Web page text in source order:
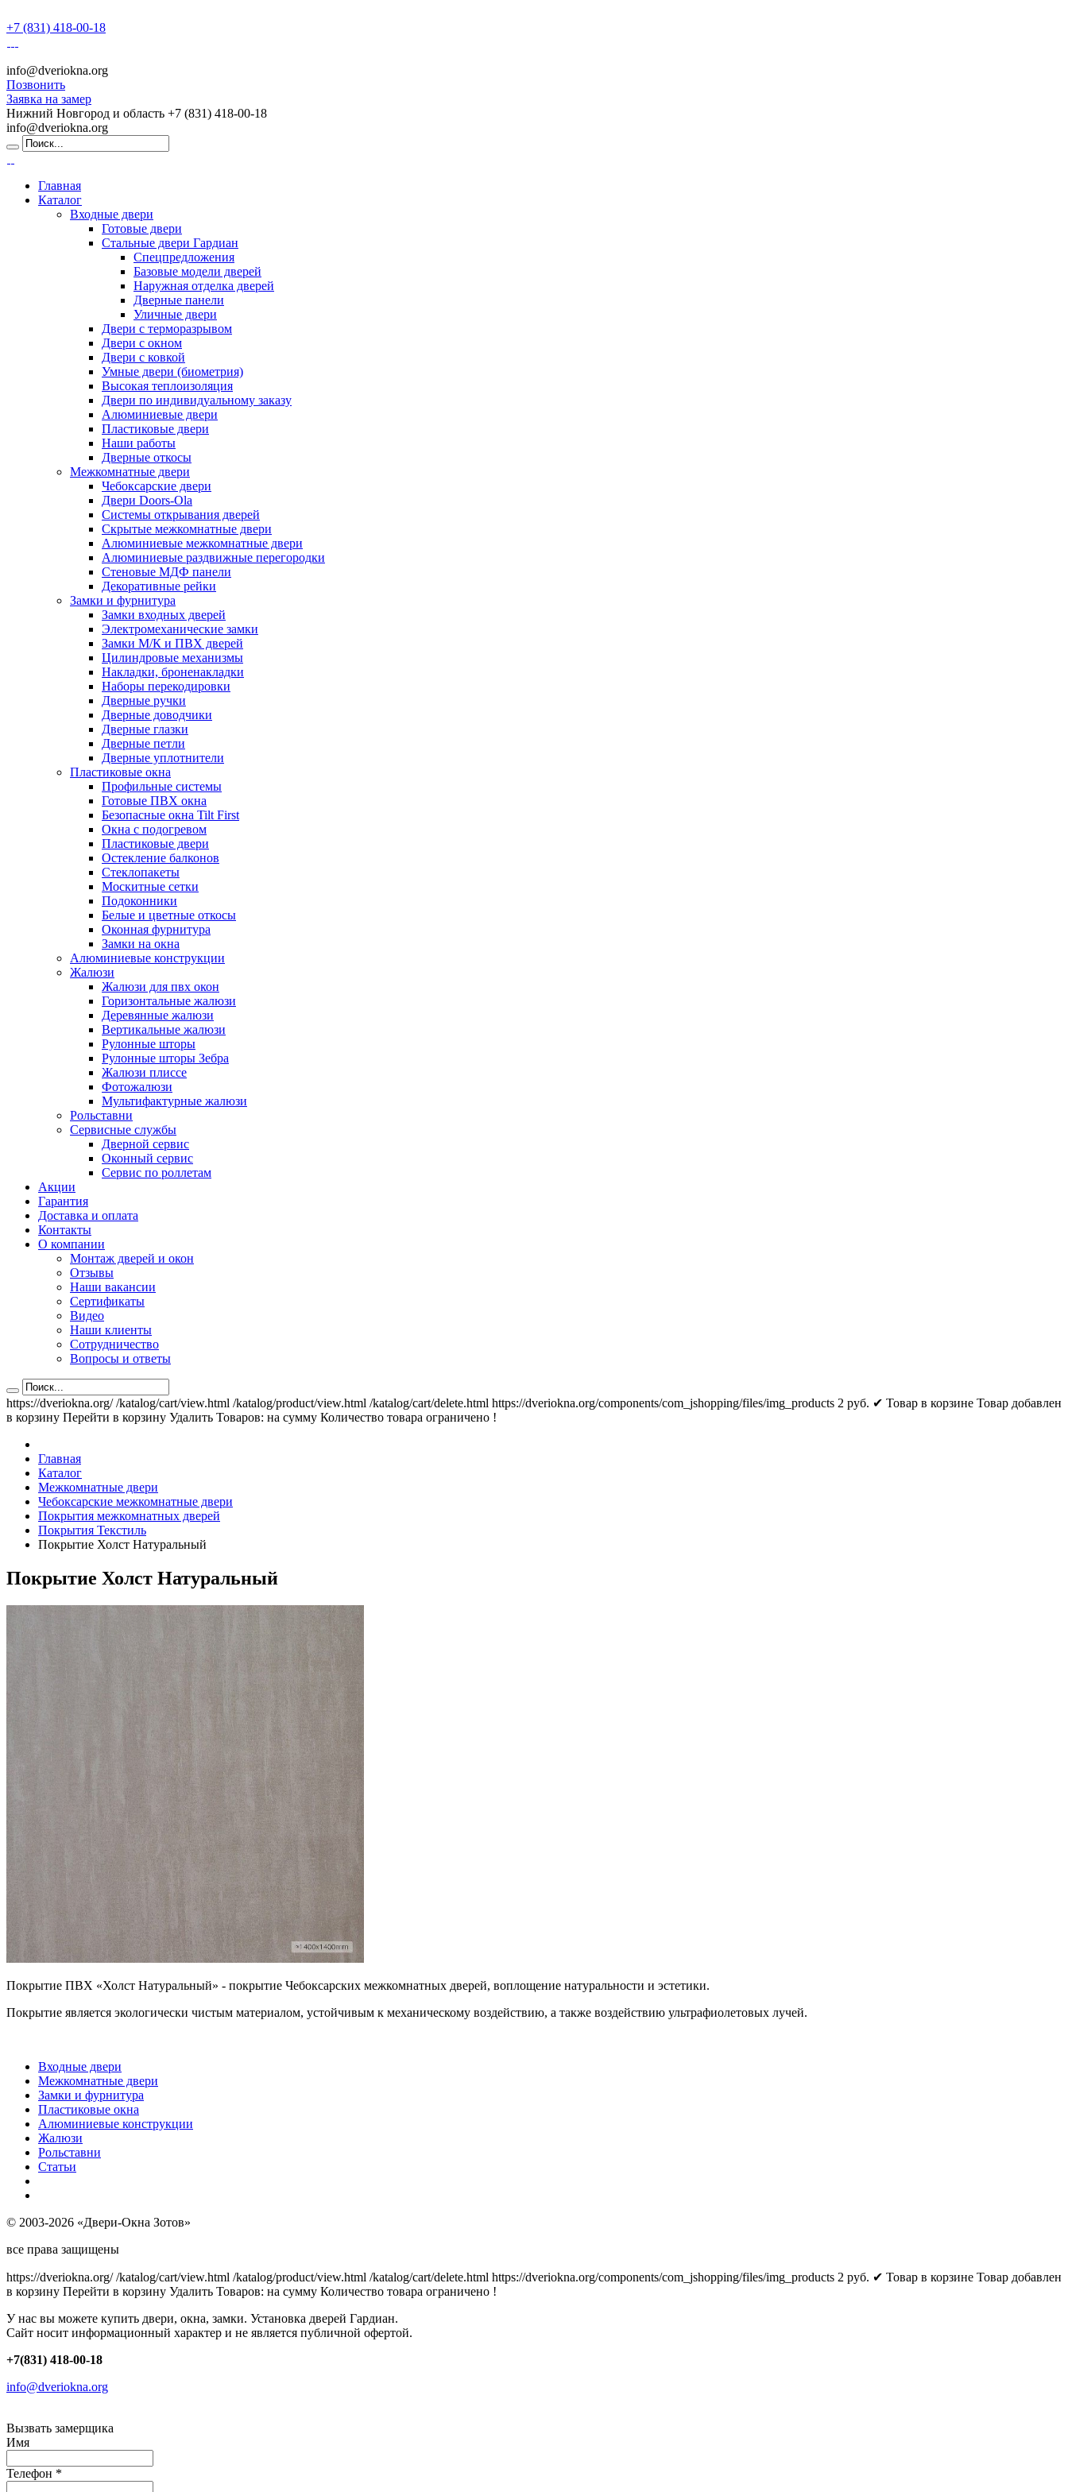
+7 (831) 418-00-18
info@dveriokna.org
Позвонить
Заявка на замер
Нижний Новгород и область +7 (831) 418-00-18
info@dveriokna.org
Главная
Каталог
Входные двери
Готовые двери
Стальные двери Гардиан
Спецпредложения
Базовые модели дверей
Наружная отделка дверей
Дверные панели
Уличные двери
Двери с терморазрывом
Двери с окном
Двери с ковкой
Умные двери (биометрия)
Высокая теплоизоляция
Двери по индивидуальному заказу
Алюминиевые двери
Пластиковые двери
Наши работы
Дверные откосы
Межкомнатные двери
Чебоксарские двери
Двери Doors-Ola
Системы открывания дверей
Скрытые межкомнатные двери
Алюминиевые межкомнатные двери
Алюминиевые раздвижные перегородки
Стеновые МДФ панели
Декоративные рейки
Замки и фурнитура
Замки входных дверей
Электромеханические замки
Замки М/К и ПВХ дверей
Цилиндровые механизмы
Накладки, броненакладки
Наборы перекодировки
Дверные ручки
Дверные доводчики
Дверные глазки
Дверные петли
Дверные уплотнители
Пластиковые окна
Профильные системы
Готовые ПВХ окна
Безопасные окна Tilt First
Окна с подогревом
Пластиковые двери
Остекление балконов
Стеклопакеты
Москитные сетки
Подоконники
Белые и цветные откосы
Оконная фурнитура
Замки на окна
Алюминиевые конструкции
Жалюзи
Жалюзи для пвх окон
Горизонтальные жалюзи
Деревянные жалюзи
Вертикальные жалюзи
Рулонные шторы
Рулонные шторы Зебра
Жалюзи плиссе
Фотожалюзи
Мультифактурные жалюзи
Рольставни
Сервисные службы
Дверной сервис
Оконный сервис
Сервис по роллетам
Акции
Гарантия
Доставка и оплата
Контакты
О компании
Монтаж дверей и окон
Отзывы
Наши вакансии
Сертификаты
Видео
Наши клиенты
Сотрудничество
Вопросы и ответы
https://dveriokna.org/ /katalog/cart/view.html /katalog/product/view.html /katalog/cart/delete.html https://dveriokna.org/components/com_jshopping/files/img_products 2 руб. ✔ Товар в корзине Товар добавлен
в корзину Перейти в корзину Удалить Товаров: на сумму Количество товара ограничено !
Главная
Каталог
Межкомнатные двери
Чебоксарские межкомнатные двери
Покрытия межкомнатных дверей
Покрытия Текстиль
Покрытие Холст Натуральный
Покрытие Холст Натуральный
Покрытие ПВХ «Холст Натуральный» - покрытие Чебоксарских межкомнатных дверей, воплощение натуральности и эстетики.
Покрытие является экологически чистым материалом, устойчивым к механическому воздействию, а также воздействию ультрафиолетовых лучей.
Входные двери
Межкомнатные двери
Замки и фурнитура
Пластиковые окна
Алюминиевые конструкции
Жалюзи
Рольставни
Статьи
© 2003-2026 «Двери-Окна Зотов»
все права защищены
https://dveriokna.org/ /katalog/cart/view.html /katalog/product/view.html /katalog/cart/delete.html https://dveriokna.org/components/com_jshopping/files/img_products 2 руб. ✔ Товар в корзине Товар добавлен
в корзину Перейти в корзину Удалить Товаров: на сумму Количество товара ограничено !
У нас вы можете купить двери, окна, замки. Установка дверей Гардиан.
Сайт носит информационный характер и не является публичной офертой.
+7(831) 418-00-18
info@dveriokna.org
Вызвать замерщика
Имя
Телефон *